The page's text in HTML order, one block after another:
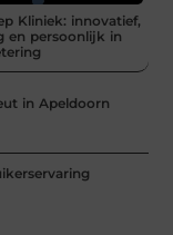
Kliniek: innovatief,
en persoonlijk in
in Apeldoorn